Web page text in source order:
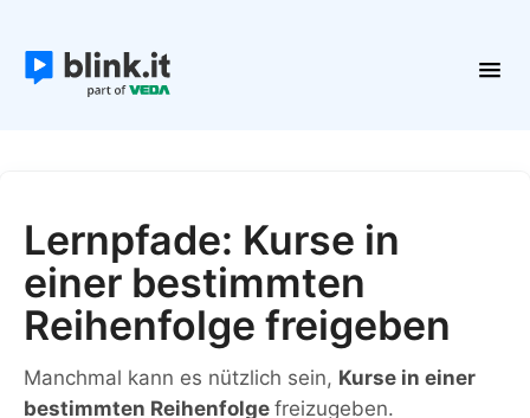
Plattform verwalten
Lernpfade: Kurse in
einer bestimmten
Reihenfolge freigeben
Manchmal kann es nützlich sein, Kurse in einer
bestimmten Reihenfolge freizugeben.